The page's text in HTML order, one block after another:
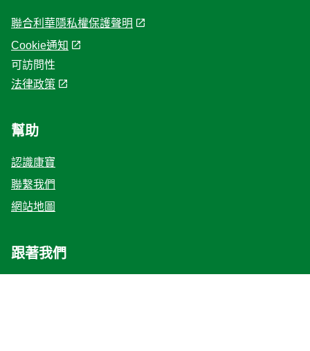
聯合利華隱私權保護聲明
Cookie通知
Cookie 偏好設定
可訪問性
認識康寶
聯繫我們
跟著我們